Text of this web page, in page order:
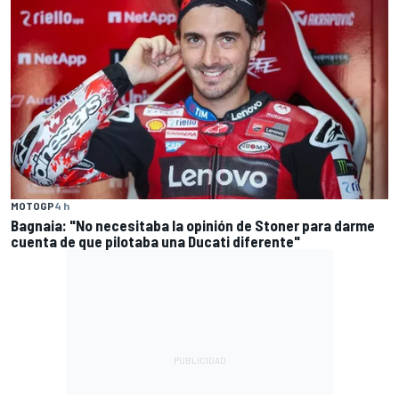
MOTOGP4 h
Bagnaia: "No necesitaba la opinión de Stoner para darme
cuenta de que pilotaba una Ducati diferente"